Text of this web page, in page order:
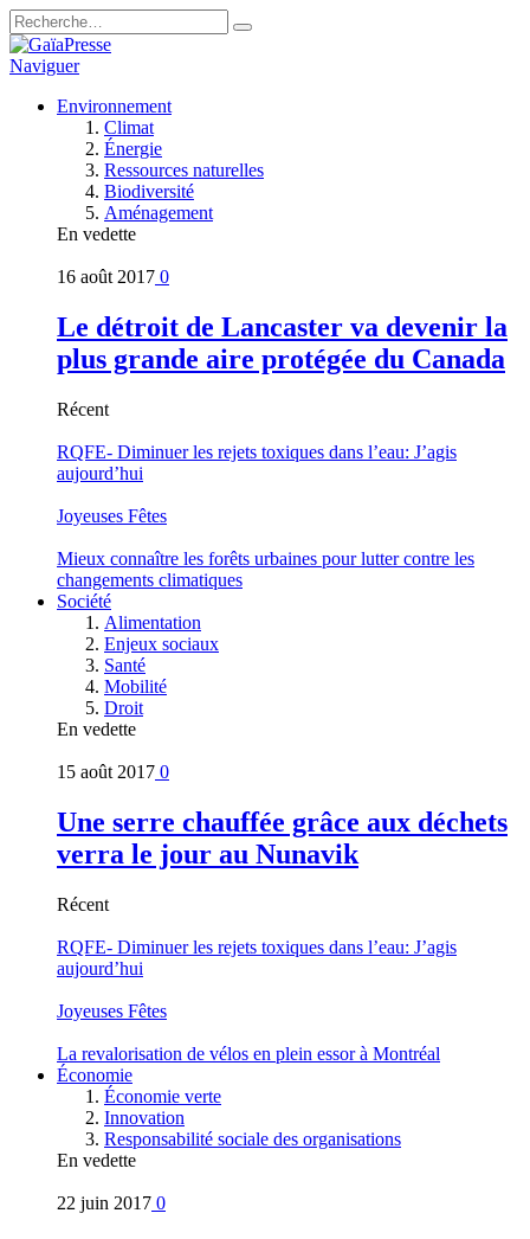
Naviguer
Environnement
Climat
Énergie
Ressources naturelles
Biodiversité
Aménagement
En vedette
16 août 2017 0
Le détroit de Lancaster va devenir la
plus grande aire protégée du Canada
Récent
RQFE- Diminuer les rejets toxiques dans l’eau: J’agis
aujourd’hui
Joyeuses Fêtes
Mieux connaître les forêts urbaines pour lutter contre les
changements climatiques
Société
Alimentation
Enjeux sociaux
Santé
Mobilité
Droit
En vedette
15 août 2017 0
Une serre chauffée grâce aux déchets
verra le jour au Nunavik
Récent
RQFE- Diminuer les rejets toxiques dans l’eau: J’agis
aujourd’hui
Joyeuses Fêtes
La revalorisation de vélos en plein essor à Montréal
Économie
Économie verte
Innovation
Responsabilité sociale des organisations
En vedette
22 juin 2017 0